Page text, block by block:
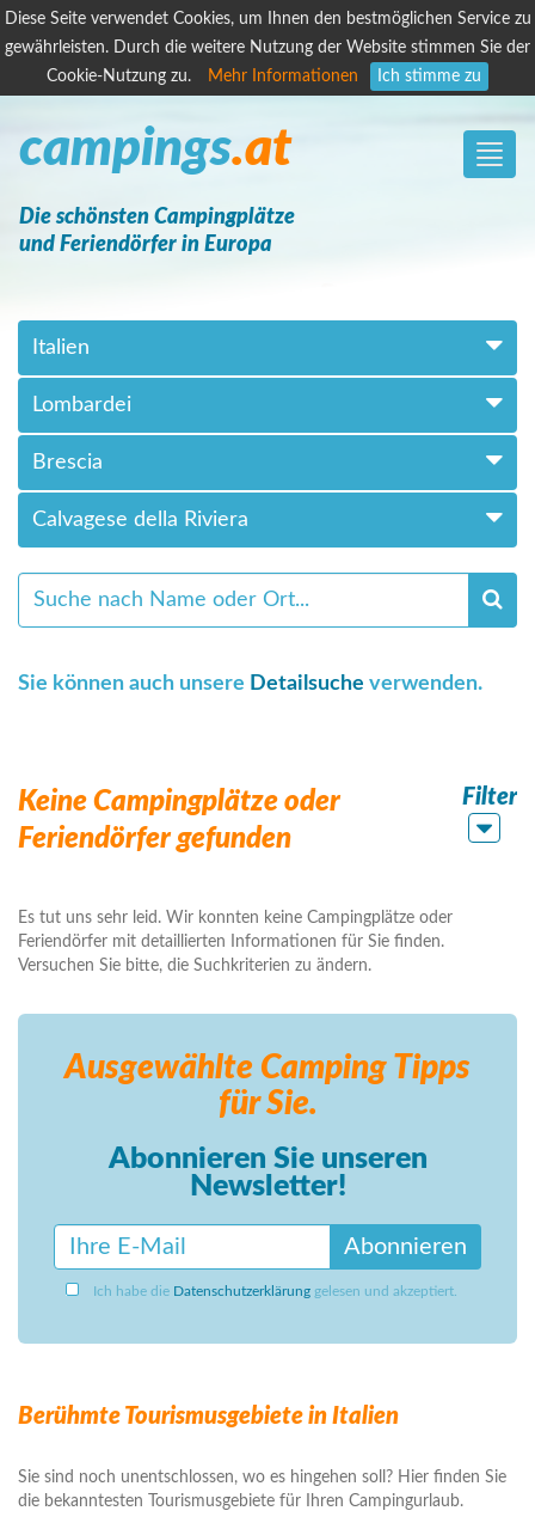
Diese Seite verwendet Cookies, um Ihnen den bestmöglichen Service zu
gewährleisten. Durch die weitere Nutzung der Website stimmen Sie der
Cookie-Nutzung zu.
Mehr Informationen Ich stimme zu
Toggle
campings.at
Die schönsten Campingplätze
und Feriendörfer in Europa
Italien
Lombardei
Brescia
Calvagese della Riviera
Sie können auch unsere Detailsuche verwenden.
Keine Campingplätze oder
Feriendörfer gefunden
Filter
Es tut uns sehr leid. Wir konnten keine Campingplätze oder
Feriendörfer mit detaillierten Informationen für Sie finden.
Versuchen Sie bitte, die Suchkriterien zu ändern.
Ausgewählte Camping Tipps
für Sie.
Abonnieren Sie unseren
Newsletter!
Abonnieren
Ich habe die Datenschutzerklärung gelesen und akzeptiert.
Berühmte Tourismusgebiete in Italien
Sie sind noch unentschlossen, wo es hingehen soll? Hier finden Sie
die bekanntesten Tourismusgebiete für Ihren Campingurlaub.